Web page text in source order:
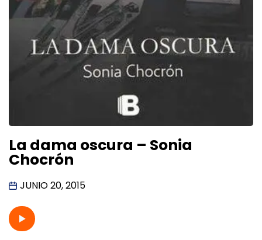
La dama oscura – Sonia
Chocrón
JUNIO 20, 2015